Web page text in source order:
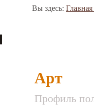
Вы здесь:
Арт
Профиль